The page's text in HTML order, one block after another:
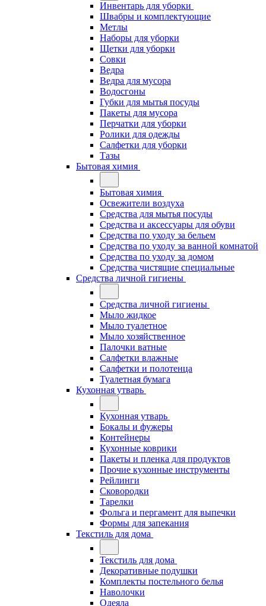
Инвентарь для уборки
Швабры и комплектующие
Метлы
Наборы для уборки
Щетки для уборки
Совки
Ведра
Ведра для мусора
Водосгоны
Губки для мытья посуды
Пакеты для мусора
Перчатки для уборки
Ролики для одежды
Салфетки для уборки
Тазы
Бытовая химия
Бытовая химия
Освежители воздуха
Средства для мытья посуды
Средства и аксессуары для обуви
Средства по уходу за бельем
Средства по уходу за ванной комнатой
Средства по уходу за домом
Средства чистящие специальные
Средства личной гигиены
Средства личной гигиены
Мыло жидкое
Мыло туалетное
Мыло хозяйственное
Палочки ватные
Салфетки влажные
Салфетки и полотенца
Туалетная бумага
Кухонная утварь
Кухонная утварь
Бокалы и фужеры
Контейнеры
Кухонные коврики
Пакеты и пленка для продуктов
Прочие кухонные инструменты
Рейлинги
Сковородки
Тарелки
Фольга и пергамент для выпечки
Формы для запекания
Текстиль для дома
Текстиль для дома
Декоративные подушки
Комплекты постельного белья
Наволочки
Одеяла